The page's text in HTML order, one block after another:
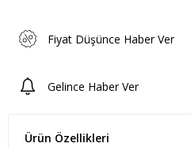
Fiyat Düşünce Haber Ver
Gelince Haber Ver
Ürün Özellikleri